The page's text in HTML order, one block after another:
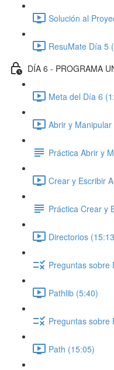
Solución al
ResuMate Día 5
DÍA 6 - PROGRAMA
Meta del Día 6
Abrir y
Práctica Abrir y
Crear y Escribir
Práctica Crear y
Directorios
Preguntas sobre
Pathlib (5:40)
Preguntas sobre
Path (15:05)